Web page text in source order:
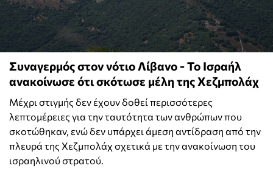
Συναγερμός στον νότιο Λίβανο - Το Ισραήλ
ανακοίνωσε ότι σκότωσε μέλη της Χεζμπολάχ
Μέχρι στιγμής δεν έχουν δοθεί περισσότερες
λεπτομέρειες για την ταυτότητα των ανθρώπων που
σκοτώθηκαν, ενώ δεν υπάρχει άμεση αντίδραση από την
πλευρά της Χεζμπολάχ σχετικά με την ανακοίνωση του
ισραηλινού στρατού.